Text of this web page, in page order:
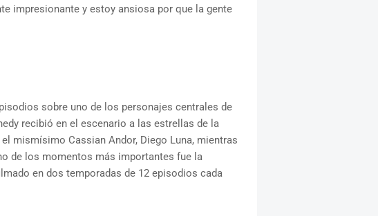
impresionante y estoy ansiosa por que la gente
sobre uno de los personajes centrales de
recibió en el escenario a las estrellas de la
el mismísimo Cassian Andor, Diego Luna, mientras
de los momentos más importantes fue la
en dos temporadas de 12 episodios cada